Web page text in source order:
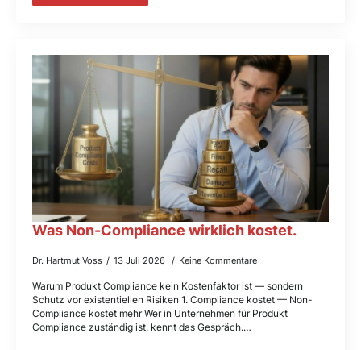
Was Non-Compliance wirklich kostet.
Dr. Hartmut Voss 13 Juli 2026 Keine Kommentare
Warum Produkt Compliance kein Kostenfaktor ist — sondern
Schutz vor existentiellen Risiken 1. Compliance kostet — Non-
Compliance kostet mehr Wer in Unternehmen für Produkt
Compliance zuständig ist, kennt das Gespräch.…